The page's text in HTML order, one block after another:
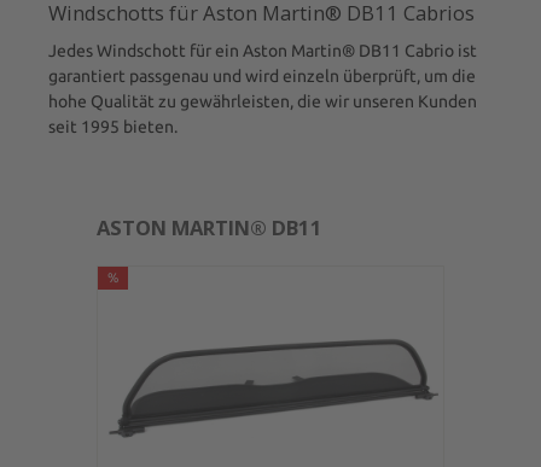
Windschotts für Aston Martin® DB11 Cabrios
Jedes Windschott für ein Aston Martin® DB11 Cabrio ist
garantiert passgenau und wird einzeln überprüft, um die
hohe Qualität zu gewährleisten, die wir unseren Kunden
seit 1995 bieten.
ASTON MARTIN® DB11
%